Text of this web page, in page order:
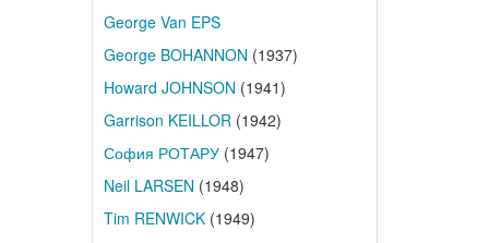
George Van EPS
George BOHANNON (1937)
Howard JOHNSON (1941)
Garrison KEILLOR(1942)
София РОТАРУ(1947)
Neil LARSEN (1948)
Tim RENWICK(1949)